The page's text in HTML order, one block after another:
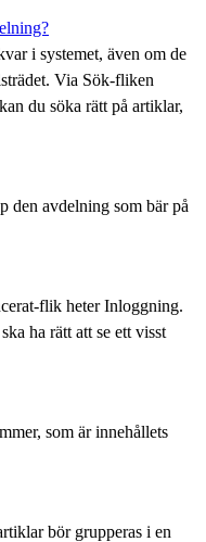
i systemet, även om de
Via Sök-fliken
du söka rätt på artiklar,
den avdelning som bär på
flik heter Inloggning.
ha rätt att se ett visst
som är innehållets
bör grupperas i en